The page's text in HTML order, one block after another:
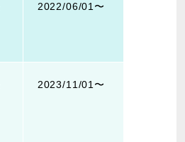
2022/06/01〜
2023/11/01〜